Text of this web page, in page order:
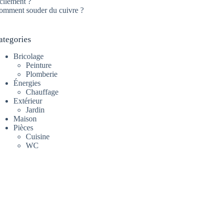
souder du cuivre ?
Bricolage
Peinture
Plomberie
Énergies
Chauffage
Extérieur
Jardin
Maison
Pièces
Cuisine
WC